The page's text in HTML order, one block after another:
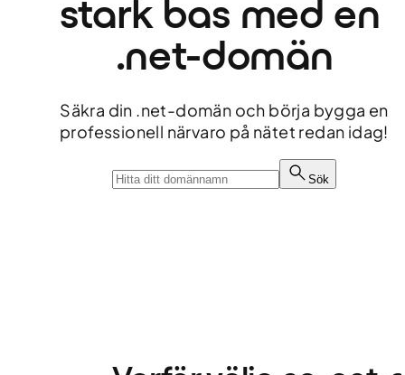
stark bas med en
.net-domän
Säkra din .net-domän och börja bygga en
professionell närvaro på nätet redan idag!
Sök